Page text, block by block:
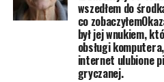
wszedłem do
co
był jej wnukiem,
obsługi
internet ulubione
gryczanej.